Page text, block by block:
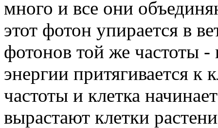
много и все они
этот фотон упирается в
фотонов той же частоты
энергии притягивается к
частоты и клетка
вырастают клетки